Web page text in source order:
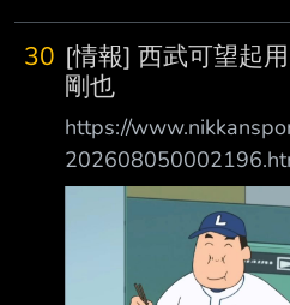
社群平台貼出照片，
的自拍，還有和陳傑
邊、和老婆的合照等等
現在最關心的事情。拿
（我想拿M VP）這件
件事完全沒有問題，但
念頭上場 打擊。如果
話，那我想我應該去投
的。」
https://x.com/i/status/
另外也說就是表現很
30 [情報] 西武可望起
剛也
https://
晨首先刊出西武OB中
武應當在爭取優勝的
驗、技術和關鍵表現
巧（42歲）、中村剛